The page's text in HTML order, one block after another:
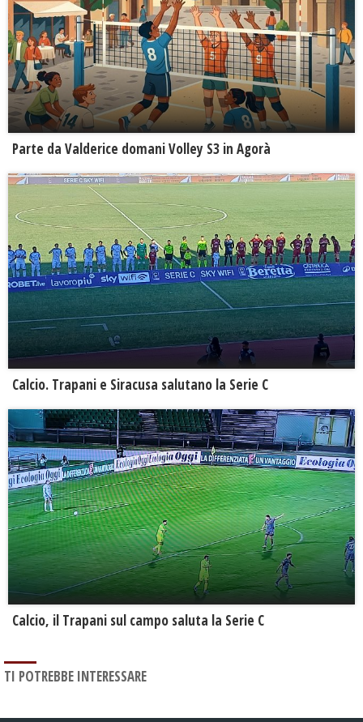
Parte da Valderice domani Volley S3 in Agorà
Calcio. Trapani e Siracusa salutano la Serie C
Calcio, il Trapani sul campo saluta la Serie C
TI POTREBBE INTERESSARE